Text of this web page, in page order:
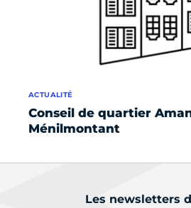
Conseil de quartier
Ménilmontant
ACTUALITÉ
Les newsletters